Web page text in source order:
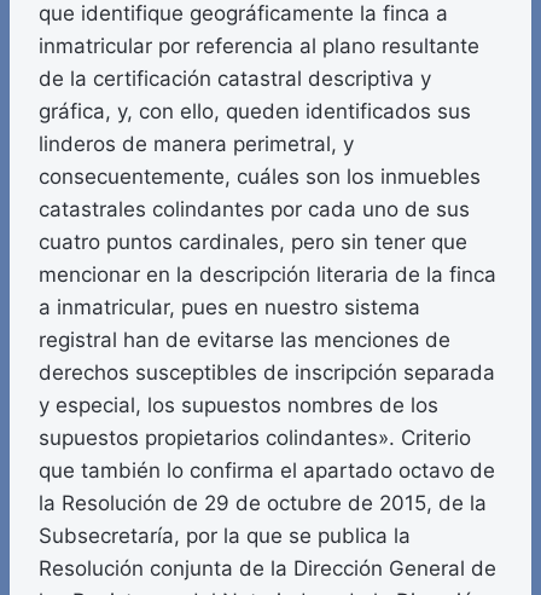
que identifique geográficamente la finca a
inmatricular por referencia al plano resultante
de la certificación catastral descriptiva y
gráfica, y, con ello, queden identificados sus
linderos de manera perimetral, y
consecuentemente, cuáles son los inmuebles
catastrales colindantes por cada uno de sus
cuatro puntos cardinales, pero sin tener que
mencionar en la descripción literaria de la finca
a inmatricular, pues en nuestro sistema
registral han de evitarse las menciones de
derechos susceptibles de inscripción separada
y especial, los supuestos nombres de los
supuestos propietarios colindantes». Criterio
que también lo confirma el apartado octavo de
la Resolución de 29 de octubre de 2015, de la
Subsecretaría, por la que se publica la
Resolución conjunta de la Dirección General de